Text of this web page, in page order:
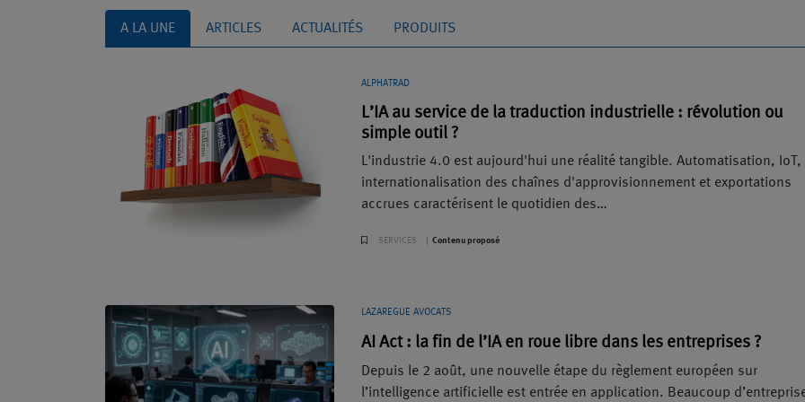
A LA UNE ARTICLES ACTUALITÉS PRODUITS
ALPHATRAD
L’IA au service de la traduction industrielle : révolution ou
simple outil ?
L'industrie 4.0 est aujourd'hui une réalité tangible. Automatisation, IoT,
internationalisation des chaînes d'approvisionnement et exportations
accrues caractérisent le quotidien des…
SERVICES Contenu proposé
LAZAREGUE AVOCATS
AI Act : la fin de l’IA en roue libre dans les entreprises ?
Depuis le 2 août, une nouvelle étape du règlement européen sur
l’intelligence artificielle est entrée en application. Beaucoup